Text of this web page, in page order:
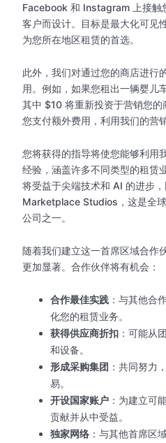
Facebook 和 Instagram 上接触
客户而设计。目标是最大化可见
为您所在地区租赁的首选。
此外，我们对通过您的商店进行
用。例如，如果您租出一辆婴儿
其中 $10 将重新投资于营销您
您支付额外费用，利用我们的营
您将获得的指导将使您能够利用
经验，涵盖许多不同类型的租赁
将受益于尖端技术和 AI 的进步
Marketplace Studios，这是全
公司之一。
随着我们建立这一首席区域合作
更加显著。合作伙伴将有机会：
合作最佳实践 ：与其他合
化您的租赁业务。
获得供应商折扣 ：可能从
和设备。
形成采购集团 ：共同努力
易。
开设国家账户 ：为建立可
贡献并从中受益。
独家网络 ：与其他首席区